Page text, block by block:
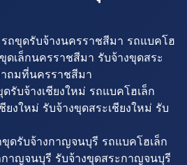
ถขุดรับจ้างนครราชสีมา รถแบคโฮ
ดเล็กนครราชสีมา รับจ้างขุดสระ
ถมที่นครราชสีมา
รับจ้างเชียงใหม่ รถแบคโฮเล็ก
ยงใหม่ รับจ้างขุดสระเชียงใหม่ รับ
ดรับจ้างกาญจนบุรี รถแบคโฮเล็ก
าญจนบุรี รับจ้างขุดสระกาญจนบุรี